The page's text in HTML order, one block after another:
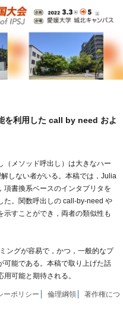
を利用した call by need およ
（メソッド呼出し）は大きなハー
しない者がいる。本稿では，Julia
項書換系ベースのインタプリタを
た。関数呼出しの call-by-need や
すことができ，両者の類似性も
ングが容易で，かつ，一般的なプ
可能である。本稿で取り上げた話
可能と期待される。
ーポリシー 倫理綱領
著作権につ